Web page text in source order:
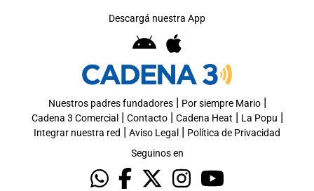
Descargá nuestra App
Nuestros padres fundadores| Por siempre Mario|
Cadena 3 Comercial | Contacto| Cadena Heat | La Popu |
Integrar nuestra red | Aviso Legal | Política de Privacidad
Seguinos en